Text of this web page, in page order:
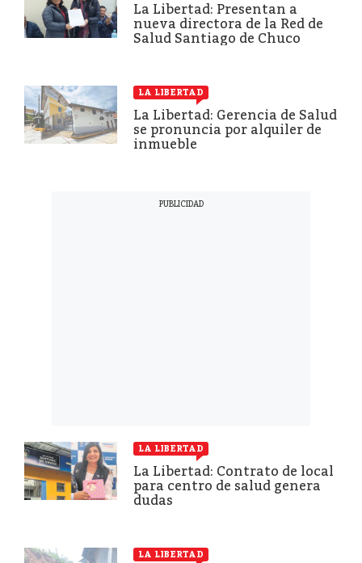
La Libertad: Presentan a
nueva directora de la Red de
Salud Santiago de Chuco
LA LIBERTAD
La Libertad: Gerencia de Salud
se pronuncia por alquiler de
inmueble
LA LIBERTAD
La Libertad: Contrato de local
para centro de salud genera
dudas
LA LIBERTAD